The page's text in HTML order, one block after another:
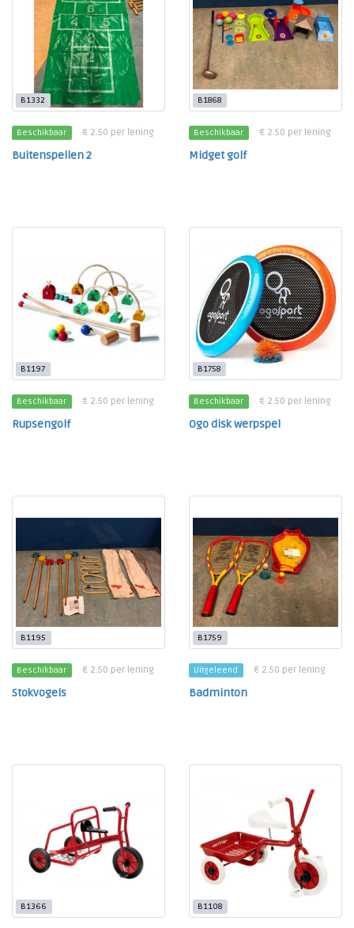
B1332
Beschikbaar € 2.50 per lening
Buitenspellen 2
B1868
Beschikbaar € 2.50 per lening
Midget golf
B1197
Beschikbaar € 2.50 per lening
Rupsengolf
B1758
Beschikbaar € 2.50 per lening
Ogo disk werpspel
B1195
Beschikbaar € 2.50 per lening
Stokvogels
B1759
Uitgeleend € 2.50 per lening
Badminton
B1366 B1108